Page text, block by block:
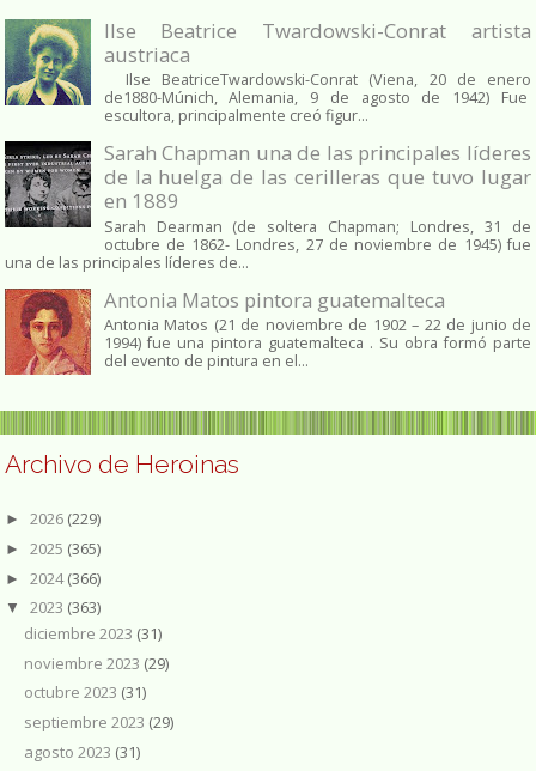
Ilse Beatrice Twardowski-Conrat artista
austriaca
Ilse BeatriceTwardowski-Conrat (Viena, 20 de enero
de1880-Múnich, Alemania, 9 de agosto de 1942) Fue
escultora, principalmente creó figur...
Sarah Chapman una de las principales líderes
de la huelga de las cerilleras que tuvo lugar
en 1889
Sarah Dearman (de soltera Chapman; Londres, 31 de
octubre de 1862​- Londres, 27 de noviembre de 1945)​ fue
una de las principales líderes de...
Antonia Matos pintora guatemalteca
Antonia Matos (21 de noviembre de 1902 – 22 de junio de
1994) fue una pintora guatemalteca . Su obra formó parte
del evento de pintura en el...
Archivo de Heroinas
► 2026 (229)
► 2025 (365)
► 2024(366)
▼ 2023 (363)
diciembre 2023 (31)
noviembre 2023 (29)
octubre 2023 (31)
septiembre 2023 (29)
agosto 2023 (31)